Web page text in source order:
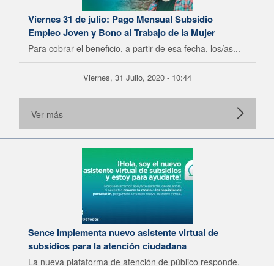
Viernes 31 de julio: Pago Mensual Subsidio
Empleo Joven y Bono al Trabajo de la Mujer
Para cobrar el beneficio, a partir de esa fecha, los/as...
Viernes, 31 Julio, 2020 - 10:44
Ver más
Sence implementa nuevo asistente virtual de
subsidios para la atención ciudadana
La nueva plataforma de atención de público responde,